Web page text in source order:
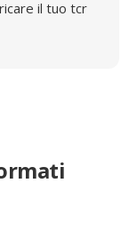
il tuo tcr